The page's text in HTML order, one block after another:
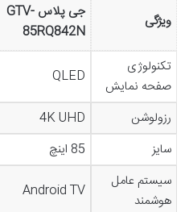
ویژگی
جی پلاس GTV-
85RQ842N
تکنولوژی
صفحه نمایش
QLED
رزولوشن 4K UHD
سایز
85 اینچ
سیستم عامل
هوشمند
Android TV